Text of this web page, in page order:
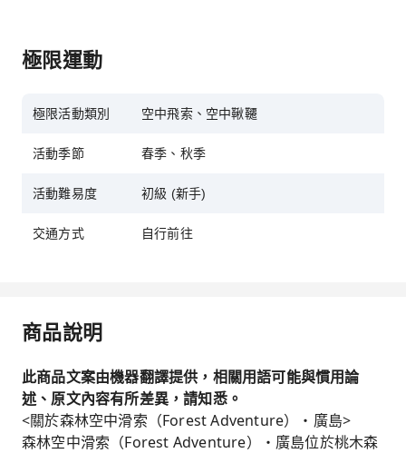
極限運動
極限活動類別 空中飛索、空中鞦韆
活動季節 春季、秋季
活動難易度 初級 (新手)
交通方式 自行前往
商品說明
此商品文案由機器翻譯提供，相關用語可能與慣用論
述、原文內容有所差異，請知悉。
<關於森林空中滑索（Forest Adventure）・廣島>
森林空中滑索（Forest Adventure）・廣島位於桃木森